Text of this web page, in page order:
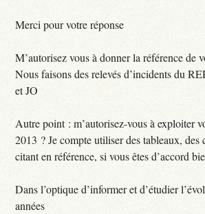
Merci pour votre réponse
M’autorisez vous à donner la référence de
Nous faisons des relevés d’incidents du
et JO
Autre point : m’autorisez-vous à exploiter
2013 ? Je compte utiliser des tableaux,
citant en référence, si vous êtes d’accord
Dans l’optique d’informer et d’étudier
années